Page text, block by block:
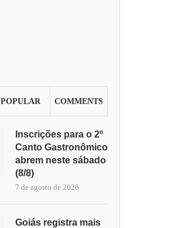
POPULAR COMMENTS
Inscrições para o 2º
Canto Gastronômico
abrem neste sábado
(8/8)
7 de agosto de 2026
Goiás registra mais